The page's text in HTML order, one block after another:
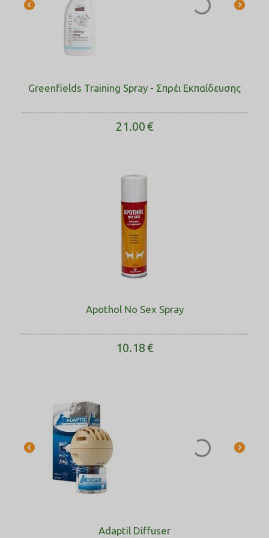
Greenfields Training Spray - Σπρέι Εκπαίδευσης
21.00€
Apothol No Sex Spray
10.18€
Adaptil Diffuser